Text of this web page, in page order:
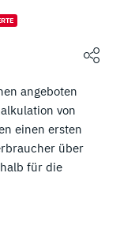
angeboten
von
einen ersten
über
für die